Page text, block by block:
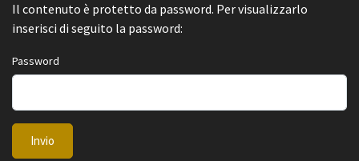
Il contenuto è protetto da password. Per visualizzarlo
inserisci di seguito la password:
Password
Invio